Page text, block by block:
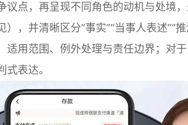
议点，再呈现不同角色的动机与处境
，并清晰区分“事实”“当事人表述”“
适用范围、例外处理与责任边界；对
表达。